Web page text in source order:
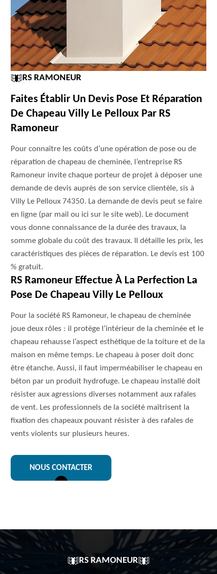
RS RAMONEUR
Faites Établir Un Devis Pose Et Réparation
De Chapeau Villy Le Pelloux Par RS
Ramoneur
Pour connaître les coûts d’une opération de pose ou de
réparation de chapeau de cheminée, l’entreprise RS
Ramoneur invite chaque porteur de projet à déposer une
demande de devis auprès de son service clientèle, sis à
Villy Le Pelloux 74350. La demande de devis peut se faire
en ligne (par mail ou ici sur le site web). Le document
vous donne connaissance de la durée des travaux, la
somme globale du coût des travaux. Il détaille les prix, les
caractéristiques des pièces de réparation. Le devis est 100
% gratuit.
RS Ramoneur Effectue À La Perfection La
Pose De Chapeau Villy Le Pelloux
Pour la société RS Ramoneur, le chapeau de cheminée
joue deux rôles : il protège l’intérieur de la cheminée et le
chapeau rehausse l’aspect esthétique de la toiture et de la
maison en même temps. Le chapeau à poser doit donc
être étanche. Aussi, il faut imperméabiliser le chapeau en
béton par un produit hydrofuge. Le chapeau installé doit
résister aux agressions diverses notamment aux rafales
de vent. Les professionnels de la société maîtrisent la
fixation des chapeaux pouvant résister à des rafales de
vents violents sur plusieurs heures.
NOUS CONTACTER
RS RAMONEUR